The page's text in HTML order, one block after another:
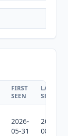
FIRST
SEEN
LAST
SEEN
2026-
05-31
2026-
08-03